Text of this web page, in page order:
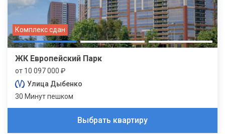
Комплекс сдан
ЖК Европейский Парк
от 10 097 000 ₽
Улица Дыбенко
30 Минут пешком
Выбрать квартиру